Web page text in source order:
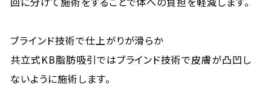
ブラインド技術で仕上がりが滑らか
共立式KB脂肪吸引ではブラインド技術で皮膚が凸凹し
ないように施術します。